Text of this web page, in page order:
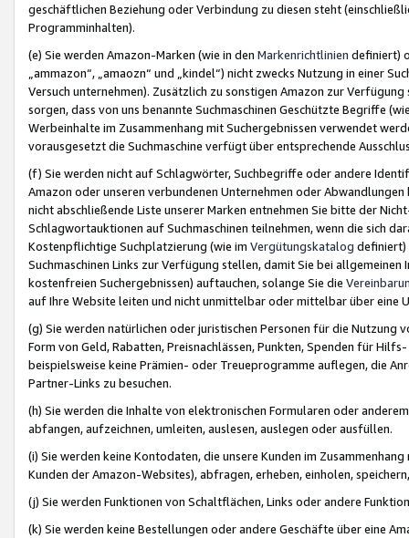
geschäftlichen Beziehung oder Verbindung zu diesen steht
Programminhalten).
(e) Sie werden Amazon-Marken (wie in den Markenrichtlinien definiert)
„ammazon“, „amaozn“ und „kindel“) nicht zwecks Nutzung in einer
Versuch unternehmen). Zusätzlich zu sonstigen Amazon zur
sorgen, dass von uns benannte Suchmaschinen Geschützte Begriffe
Werbeinhalte im Zusammenhang mit Suchergebnissen verwendet
vorausgesetzt die Suchmaschine verfügt über entsprechende
(f) Sie werden nicht auf Schlagwörter, Suchbegriffe oder andere
Amazon oder unseren verbundenen Unternehmen oder
nicht abschließende Liste unserer Marken entnehmen Sie bitte der
Schlagwortauktionen auf Suchmaschinen teilnehmen, wenn die sich
Kostenpflichtige Suchplatzierung (wie im Vergütungskatalog definiert)
Suchmaschinen Links zur Verfügung stellen, damit Sie bei
kostenfreien Suchergebnissen) auftauchen, solange Sie die
auf Ihre Website leiten und nicht unmittelbar oder mittelbar über eine
(g) Sie werden natürlichen oder juristischen Personen für die Nutzung
Form von Geld, Rabatten, Preisnachlässen, Punkten, Spenden für
beispielsweise keine Prämien- oder Treueprogramme auflegen, die
Partner-Links zu besuchen.
(h) Sie werden die Inhalte von elektronischen Formularen oder
abfangen, aufzeichnen, umleiten, auslesen, auslegen oder ausfüllen.
(i) Sie werden keine Kontodaten, die unsere Kunden im
Kunden der Amazon-Websites), abfragen, erheben, einholen,
(j) Sie werden Funktionen von Schaltflächen, Links oder andere
(k) Sie werden keine Bestellungen oder andere Geschäfte über eine